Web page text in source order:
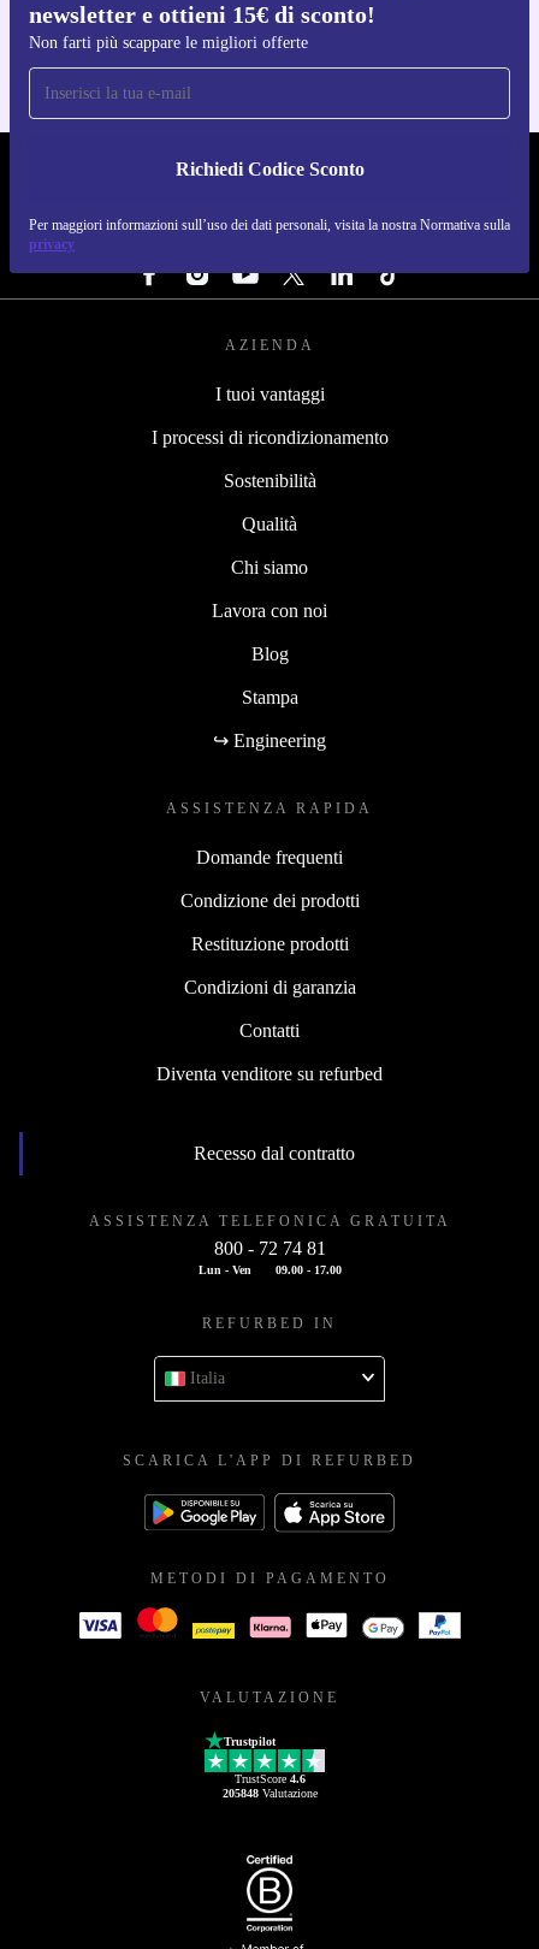
newsletter e ottieni 15€ di sconto!
Non farti più scappare le migliori offerte
Richiedi Codice Sconto
Per maggiori informazioni sull’uso dei dati personali, visita la nostra Normativa sulla
privacy
Per iOS e Android
REFURBED ITALIA - RETHINK NEW.
SEGUICI SU
AZIENDA
I tuoi vantaggi
I processi di ricondizionamento
Sostenibilità
Qualità
Chi siamo
Lavora con noi
Blog
Stampa
↪ Engineering
ASSISTENZA RAPIDA
Domande frequenti
Condizione dei prodotti
Restituzione prodotti
Condizioni di garanzia
Contatti
Diventa venditore su refurbed
Recesso dal contratto
ASSISTENZA TELEFONICA GRATUITA
800 - 72 74 81
Lun - Ven 09.00 - 17.00
REFURBED IN
Italia
SCARICA L'APP DI REFURBED
METODI DI PAGAMENTO
VALUTAZIONE
Trustpilot
TrustScore 4.6
205848Valutazione